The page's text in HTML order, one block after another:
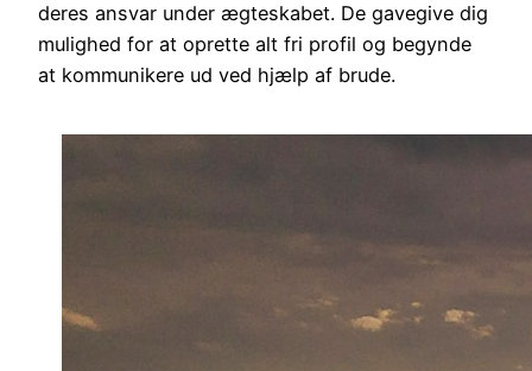
deres ansvar under ægteskabet. De gavegive dig
mulighed for at oprette alt fri profil og begynde
at kommunikere ud ved hjælp af brude.